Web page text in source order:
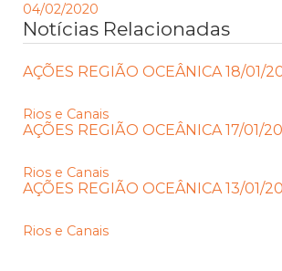
04/02/2020
Notícias Relacionadas
AÇÕES REGIÃO OCEÂNICA 18/01/
Rios e Canais
AÇÕES REGIÃO OCEÂNICA 17/01/
Rios e Canais
AÇÕES REGIÃO OCEÂNICA 13/01/
Rios e Canais